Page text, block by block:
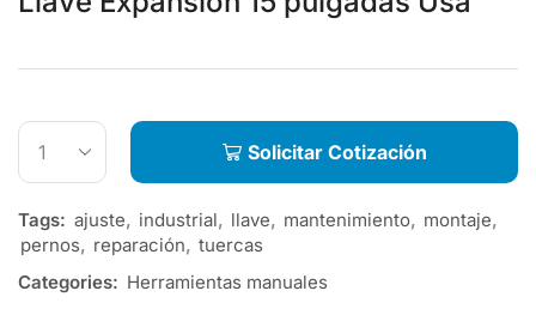
Solicitar Cotización
Tags: ajuste, industrial, llave, mantenimiento, montaje,
pernos, reparación, tuercas
Categories: Herramientas manuales